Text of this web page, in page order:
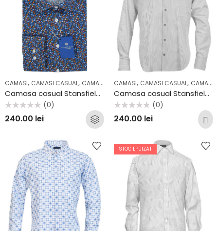
CAMASI, CAMASI CASUAL, CAMASI COCKTAIL & PARTY , CASUAL, COLECTII
Camasa casual Stansfield AV2212CF
la
(0)
240.00 lei
CAMASI, CAMASI CASUAL, CAMASI OFFICE
Camasa casual Stansfield B67
la
(0)
240.00 lei
STOC EPUIZAT